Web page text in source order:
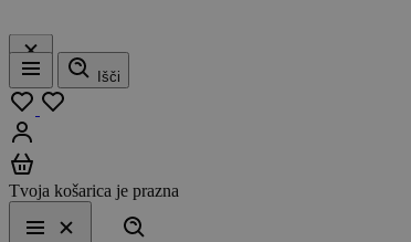
Meni
Išči
Tvoja košarica je prazna